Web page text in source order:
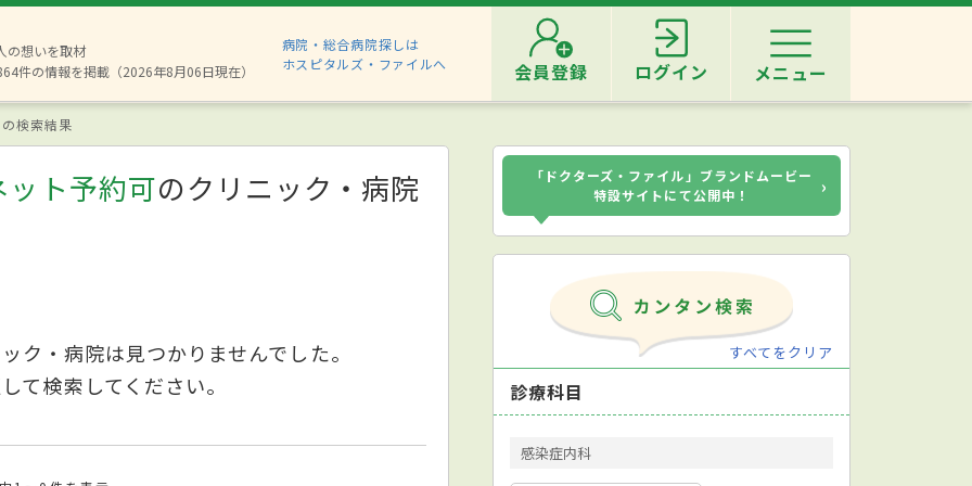
の想いを取材
件の情報を掲載（2026年8月06日現在）
病院・総合病院探しは
ホスピタルズ・ファイルへ
会員登録 ログイン メニュー
検索結果
ト予約可のクリニック・病院
ク・病院は見つかりませんでした。
て検索してください。
「ドクターズ・ファイル」ブランドムービー
特設サイトにて公開中！
›
すべてをクリア
診療科目
感染症内科